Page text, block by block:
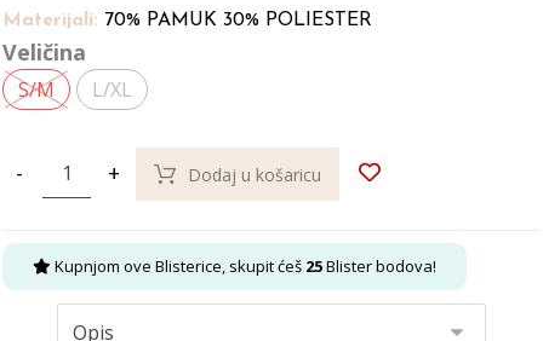
Materijali: 70% PAMUK 30% POLIESTER
Veličina
S/M L/XL
- + Dodaj u košaricu
Kupnjom ove Blisterice, skupit ćeš 25Blister bodova!